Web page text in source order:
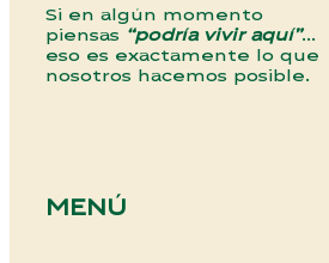
Si en algún momento
piensas “podría vivir aquí”…
eso es exactamente lo que
nosotros hacemos posible.
MENÚ